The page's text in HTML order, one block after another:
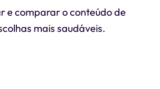
e comparar o conteúdo de
mais saudáveis.